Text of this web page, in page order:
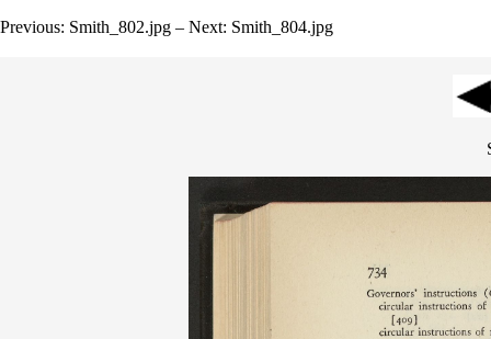
Previous: Smith_802.jpg – Next: Smith_804.jpg